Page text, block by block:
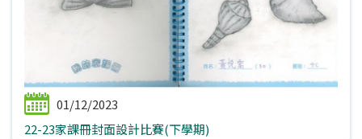
01/12/2023
22-23家課冊封面設計比賽(下學期)